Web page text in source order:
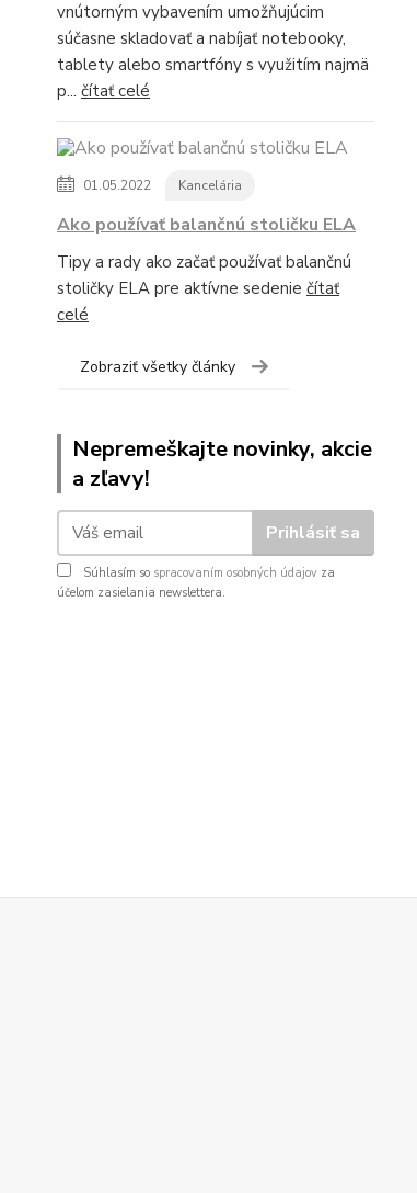
vnútorným vybavením umožňujúcim
súčasne skladovať a nabíjať notebooky,
tablety alebo smartfóny s využitím najmä
p... čítať celé
01.05.2022 Kancelária
Ako používať balančnú stoličku ELA
Tipy a rady ako začať používať balančnú
stoličky ELA pre aktívne sedenie čítať
celé
Zobraziť všetky články
Nepremeškajte novinky, akcie
a zľavy!
Prihlásiť sa
Súhlasím so spracovaním osobných údajov za
účelom zasielania newslettera.